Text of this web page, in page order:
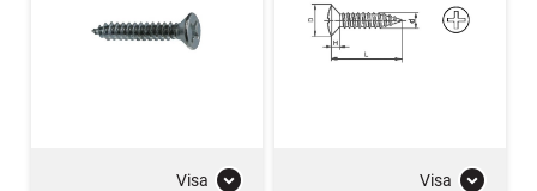
Visa Visa